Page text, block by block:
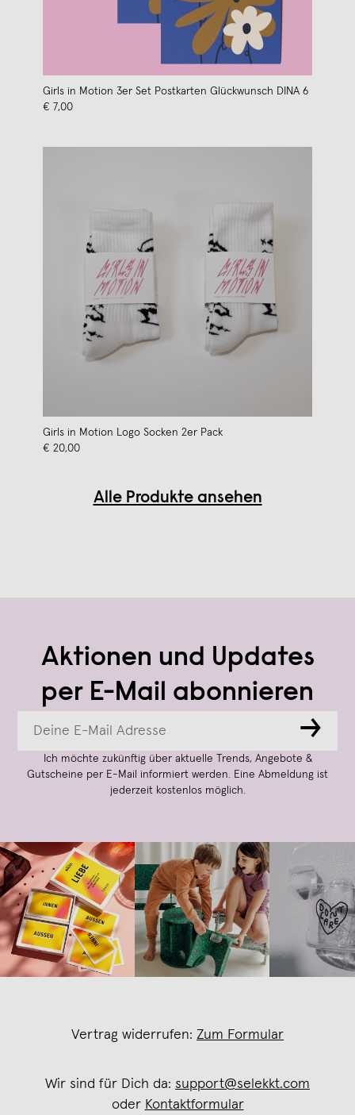
Girls in Motion 3er Set Postkarten Glückwunsch DINA 6
€ 7,00
Girls in Motion Logo Socken 2er Pack
€ 20,00
Alle Produkte ansehen
Aktionen und Updates
per E-Mail abonnieren
→
Ich möchte zukünftig über aktuelle Trends, Angebote &
Gutscheine per E-Mail informiert werden. Eine Abmeldung ist
jederzeit kostenlos möglich.
Vertrag widerrufen: Zum Formular
Wir sind für Dich da: support@selekkt.com
oder Kontaktformular